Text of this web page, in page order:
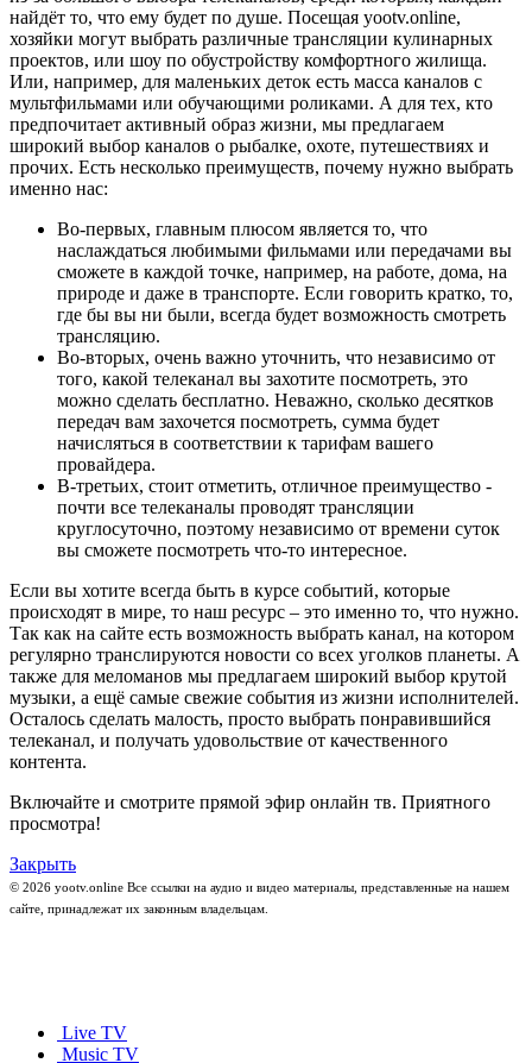
найдёт то, что ему будет по душе. Посещая yootv.online,
хозяйки могут выбрать различные трансляции кулинарных
проектов, или шоу по обустройству комфортного жилища.
Или, например, для маленьких деток есть масса каналов с
мультфильмами или обучающими роликами. А для тех, кто
предпочитает активный образ жизни, мы предлагаем
широкий выбор каналов о рыбалке, охоте, путешествиях и
прочих. Есть несколько преимуществ, почему нужно выбрать
именно нас:
Во-первых, главным плюсом является то, что
наслаждаться любимыми фильмами или передачами вы
сможете в каждой точке, например, на работе, дома, на
природе и даже в транспорте. Если говорить кратко, то,
где бы вы ни были, всегда будет возможность смотреть
трансляцию.
Во-вторых, очень важно уточнить, что независимо от
того, какой телеканал вы захотите посмотреть, это
можно сделать бесплатно. Неважно, сколько десятков
передач вам захочется посмотреть, сумма будет
начисляться в соответствии к тарифам вашего
провайдера.
В-третьих, стоит отметить, отличное преимущество -
почти все телеканалы проводят трансляции
круглосуточно, поэтому независимо от времени суток
вы сможете посмотреть что-то интересное.
Если вы хотите всегда быть в курсе событий, которые
происходят в мире, то наш ресурс – это именно то, что нужно.
Так как на сайте есть возможность выбрать канал, на котором
регулярно транслируются новости со всех уголков планеты. А
также для меломанов мы предлагаем широкий выбор крутой
музыки, а ещё самые свежие события из жизни исполнителей.
Осталось сделать малость, просто выбрать понравившийся
телеканал, и получать удовольствие от качественного
контента.
Включайте и смотрите прямой эфир онлайн тв. Приятного
просмотра!
Закрыть
© 2026 yootv.online Все ссылки на аудио и видео материалы, представленные на нашем
сайте, принадлежат их законным владельцам.
Live TV
Music TV